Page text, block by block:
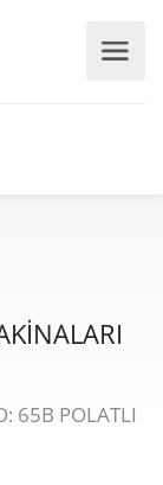
65B POLATLI